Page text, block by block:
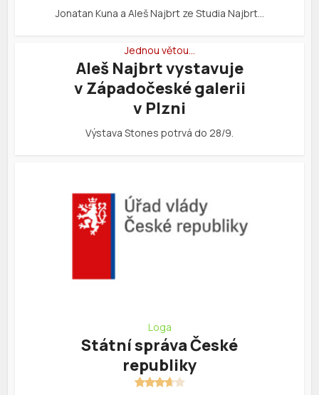
Jonatan Kuna a Aleš Najbrt ze Studia Najbrt…
Jednou větou…
Aleš Najbrt vystavuje
v Západočeské galerii
v Plzni
Výstava Stones potrvá do 28/9.
Loga
Státní správa České
republiky